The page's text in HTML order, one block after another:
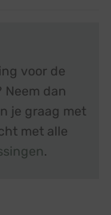
voor de
dan
je graag met
met alle
.